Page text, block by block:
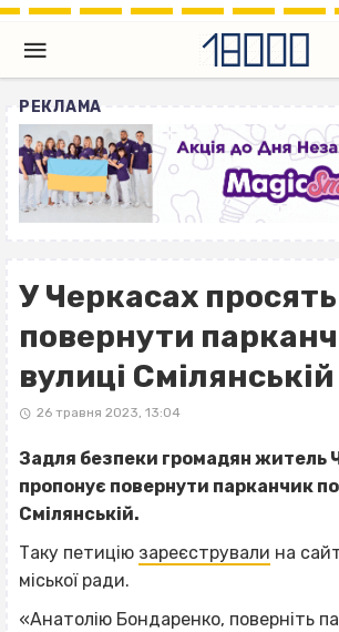
РЕКЛАМА
У Черкасах просять
повернути
вулиці Смілянській
26 травня 2023, 13:04
Задля безпеки громадян житель
пропонує повернути парканчик по
Смілянській.
Таку петицію зареєстрували на
міської ради.
«Анатолію Бондаренко, поверніть